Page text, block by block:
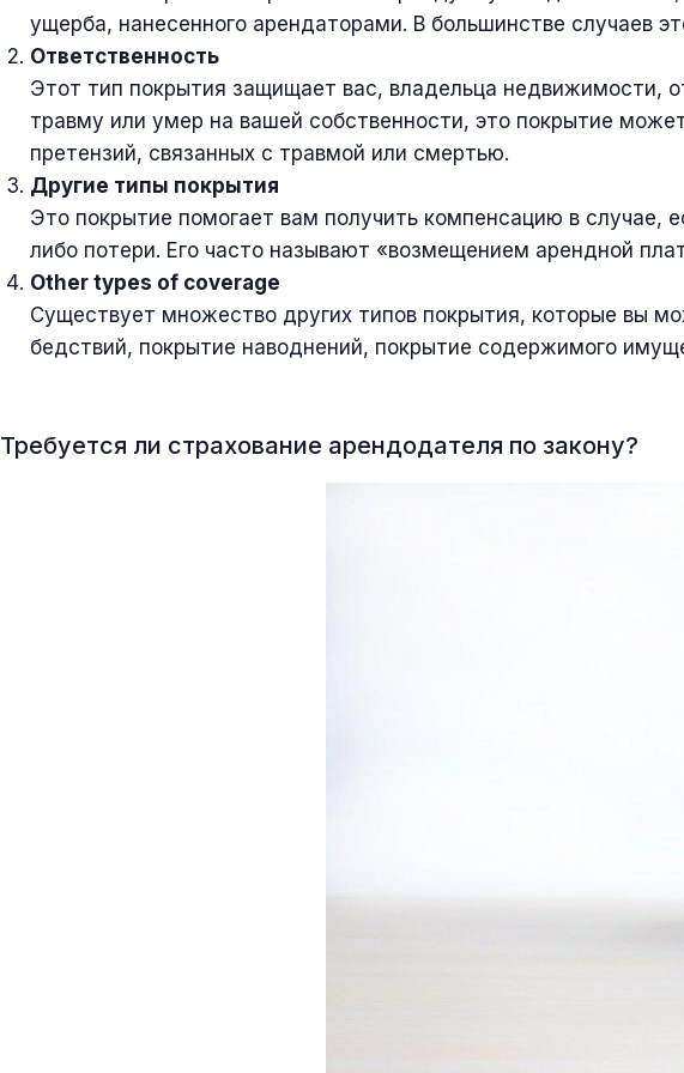
ущерба, нанесенного арендаторами. В большинстве случаев
Ответственность
Этот тип покрытия защищает вас, владельца недвижимости,
травму или умер на вашей собственности, это покрытие
претензий, связанных с травмой или смертью.
Другие типы покрытия
Это покрытие помогает вам получить компенсацию в случае,
либо потери. Его часто называют «возмещением арендной
Other types of coverage
Существует множество других типов покрытия, которые вы
бедствий, покрытие наводнений, покрытие содержимого
Требуется ли страхование арендодателя по закону?